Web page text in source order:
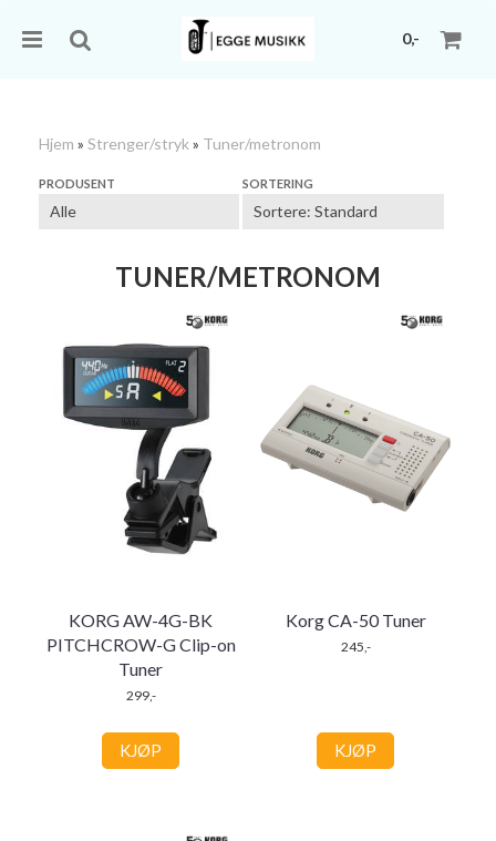
0,-
Hjem » Strenger/stryk » Tuner/metronom
PRODUSENT SORTERING
TUNER/METRONOM
KORG AW-4G-BK
PITCHCROW-G Clip-on
Tuner
299,-
KJØP
Korg CA-50 Tuner
245,-
KJØP